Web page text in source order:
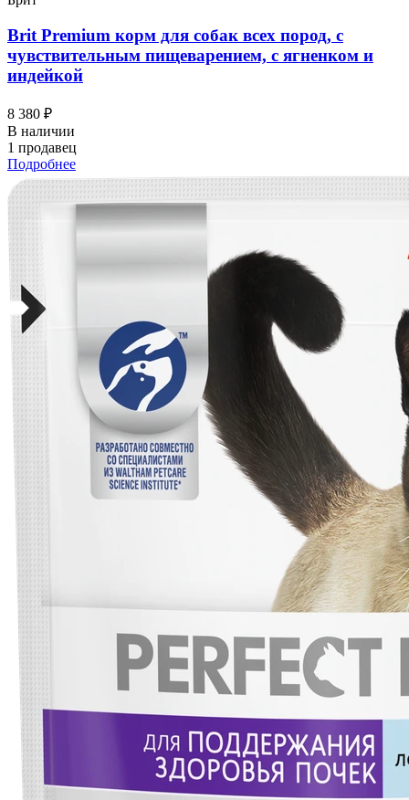
Brit Premium корм для собак всех пород, с
чувствительным пищеварением, с ягненком и
индейкой
8 380 ₽
В наличии
1 продавец
Подробнее